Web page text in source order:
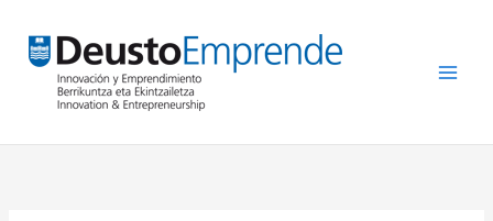
contenido